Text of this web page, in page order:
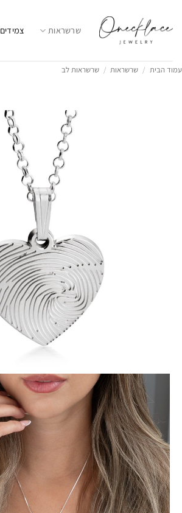
content
שרשראות צמידים
עמוד הבית / שרשראות / שרשראות לב